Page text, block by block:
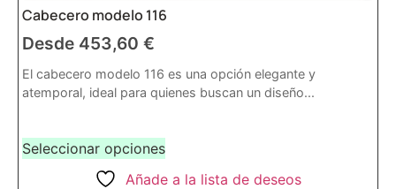
Cabecero modelo 116
Desde 453,60 €
El cabecero modelo 116 es una opción elegante y
atemporal, ideal para quienes buscan un diseño...
Seleccionar opciones
Añade a la lista de deseos